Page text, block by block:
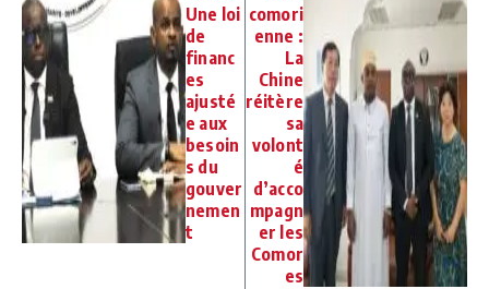
Une loi
de
financ
es
ajusté
e aux
besoin
s du
gouver
nemen
t
comori
enne :
La
Chine
réitère
sa
volont
é
d’acco
mpagn
er les
Comor
es